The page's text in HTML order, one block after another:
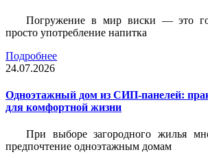
Погружение в мир виски — это
просто употребление напитка
Подробнее
24.07.2026
Одноэтажный дом из СИП-панелей:
для комфортной жизни
При выборе загородного жилья
предпочтение одноэтажным домам